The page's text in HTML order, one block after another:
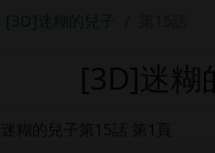
[3D]迷糊的兒子